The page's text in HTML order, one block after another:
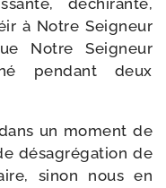
déchi­rante,
à Notre Seigneur
Notre Seigneur
pen­dant deux
un moment de
désa­gré­ga­tion de
sinon nous en